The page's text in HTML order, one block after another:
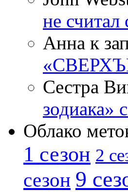
не
Анна к
Сестра
зодиака»
Облако
1 сезон 2
сезон 9